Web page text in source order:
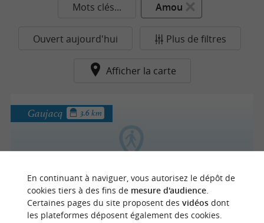
Mots clés... Amou
Ouvert aujourd'hui Plus de filtres
Afficher la carte
Gaujacq 3.6 km
En continuant à naviguer, vous autorisez le dépôt de
cookies tiers à des fins de mesure d'audience.
Certaines pages du site proposent des vidéosdont
les plateformes déposent également des cookies.